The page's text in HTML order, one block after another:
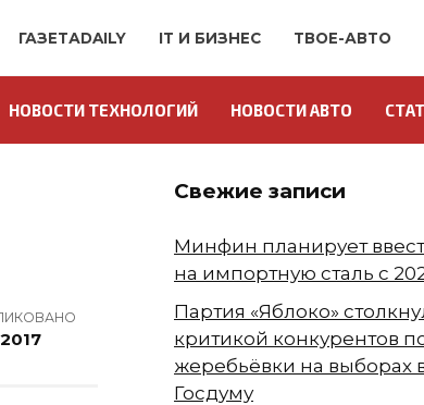
ГАЗЕТАDAILY IT И БИЗНЕС ТВОЕ-АВТО
НОВОСТИ ТЕХНОЛОГИЙ НОВОСТИ АВТО
Свежие записи
Минфин планирует
на импортную сталь с
Партия «Яблоко»
критикой конкурентов
жеребьёвки на выборах
Госдуму